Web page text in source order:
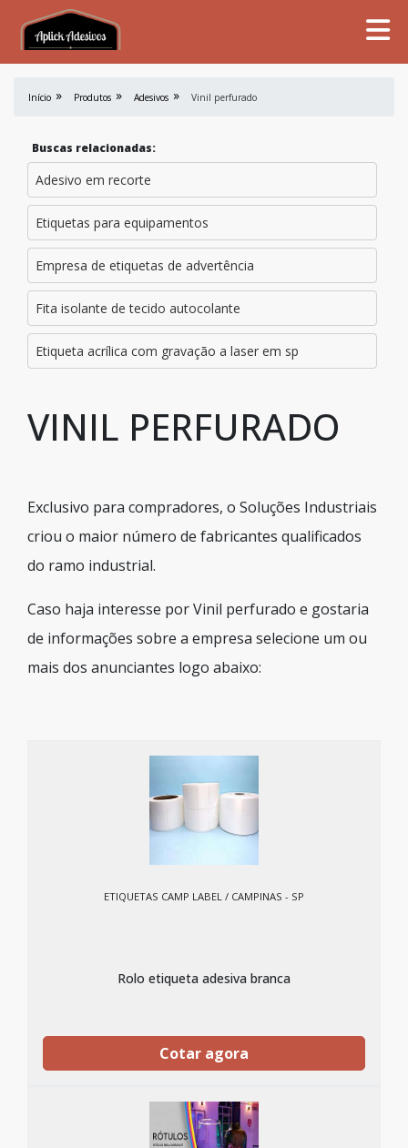
Início Produtos Adesivos Vinil perfurado
Buscas relacionadas:
Adesivo em recorte
Etiquetas para equipamentos
Empresa de etiquetas de advertência
Fita isolante de tecido autocolante
Etiqueta acrílica com gravação a laser em sp
VINIL PERFURADO
Exclusivo para compradores, o Soluções Industriais
criou o maior número de fabricantes qualificados
do ramo industrial.
Caso haja interesse por Vinil perfurado e gostaria
de informações sobre a empresa selecione um ou
mais dos anunciantes logo abaixo:
ETIQUETAS CAMP LABEL / CAMPINAS - SP
Rolo etiqueta adesiva branca
Cotar agora